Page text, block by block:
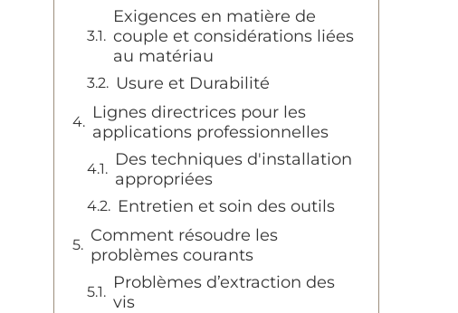
Exigences en matière de
couple et considérations liées
au matériau
Usure et Durabilité
Lignes directrices pour les
applications professionnelles
Des techniques d'installation
appropriées
Entretien et soin des outils
Comment résoudre les
problèmes courants
Problèmes d’extraction des
vis